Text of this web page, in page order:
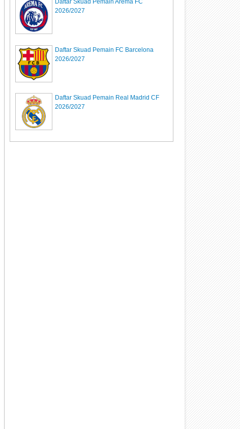
Daftar Skuad Pemain Arema FC
2026/2027
Daftar Skuad Pemain FC Barcelona
2026/2027
Daftar Skuad Pemain Real Madrid CF
2026/2027